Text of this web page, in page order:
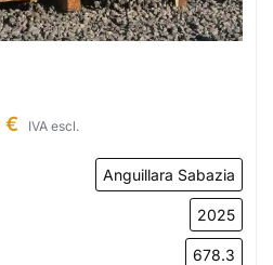
€ IVA escl.
Anguillara Sabazia
2025
678.3